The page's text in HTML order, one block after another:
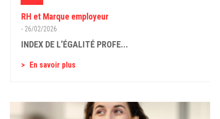
RH et Marque employeur
- 26/02/2026
INDEX DE L’ÉGALITÉ PROFE...
En savoir plus